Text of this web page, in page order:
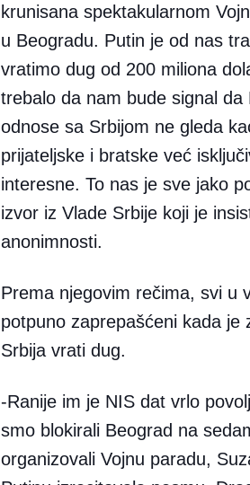
krunisana spektakularnom
u Beogradu. Putin je od nas
vratimo dug od 200 miliona
trebalo da nam bude signal da
odnose sa Srbijom ne gleda
prijateljske i bratske već
interesne. To nas je sve jako
izvor iz Vlade Srbije koji je
anonimnosti.
Prema njegovim rečima, svi u
potpuno zaprepašćeni kada je
Srbija vrati dug.
-Ranije im je NIS dat vrlo
smo blokirali Beograd na
organizovali Vojnu paradu,